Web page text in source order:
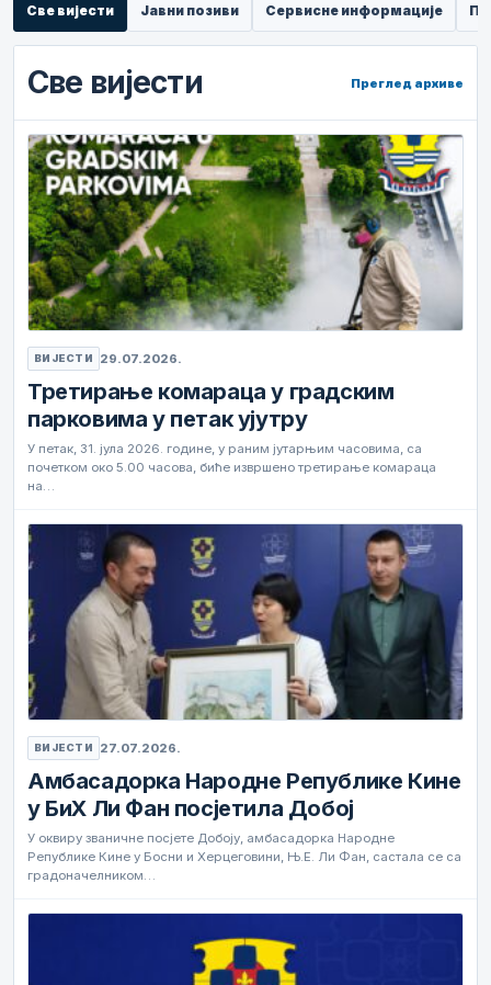
Све вијести Јавни позиви Сервисне информације
Све вијести Преглед архиве
ВИЈЕСТИ 29.07.2026.
Третирање комараца у градским
парковима у петак ујутру
У петак, 31. јула 2026. године, у раним јутарњим часовима, са
почетком око 5.00 часова, биће извршено третирање комараца
на…
ВИЈЕСТИ 27.07.2026.
Амбасадорка Народне Републике Кине
у БиХ Ли Фан посјетила Добој
У оквиру званичне посјете Добоју, амбасадорка Народне
Републике Кине у Босни и Херцеговини, Њ.Е. Ли Фан, састала се са
градоначелником…